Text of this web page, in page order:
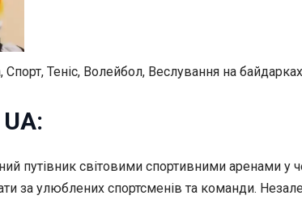
Спорт, Теніс, Волейбол, Веслування на
путівник світовими спортивними аренами у
за улюблених спортсменів та команди.